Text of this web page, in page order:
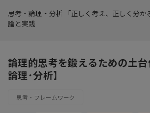
思考・論理・分析 「正しく考え、正しく分か
論と実践
論理的思考を鍛えるための土
論理･分析】
思考・フレームワーク